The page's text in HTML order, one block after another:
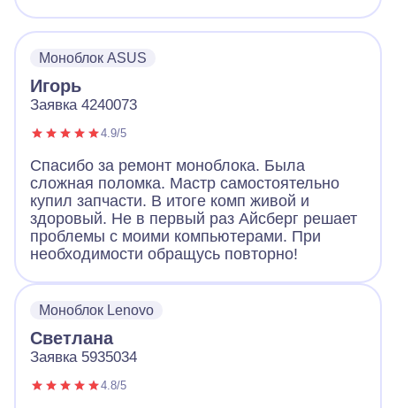
Моноблок ASUS
Игорь
Заявка 4240073
4.9/5
Спасибо за ремонт моноблока. Была
сложная поломка. Мастр самостоятельно
купил запчасти. В итоге комп живой и
здоровый. Не в первый раз Айсберг решает
проблемы с моими компьютерами. При
необходимости обращусь повторно!
Моноблок Lenovo
Светлана
Заявка 5935034
4.8/5